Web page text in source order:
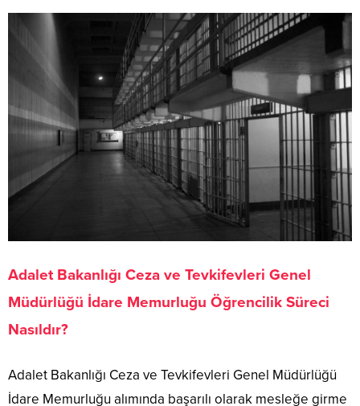
Adalet Bakanlığı Ceza ve Tevkifevleri Genel
Müdürlüğü İdare Memurluğu Öğrencilik Süreci
Nasıldır?
Adalet Bakanlığı Ceza ve Tevkifevleri Genel Müdürlüğü
İdare Memurluğu alımında başarılı olarak mesleğe girme